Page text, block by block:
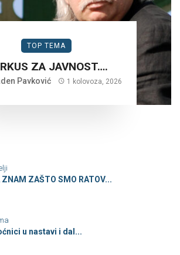
TOP TEMA
ZA JAVNOST….
Pavković 1 kolovoza, 2026
ZNAM ZAŠTO SMO RATOV...
u nastavi i dal...